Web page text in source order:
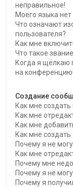
неправильное!
Моего языка нет
Что означают
пользователя?
Как мне
Что такое
Когда я щёлкаю
на конференцию!
Создание
Как мне
Как мне
Как мне
Как мне создать
Почему я не
Как мне
Почему мне
Почему я не
Почему я